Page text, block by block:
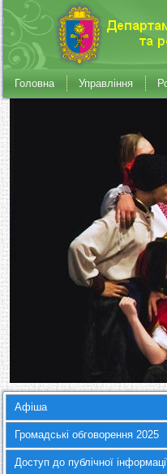
Головна Управління
Афіша
Громадські обговорення 2025
Доступ до публічної